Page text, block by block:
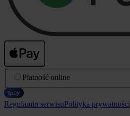
Płatność online
Regulamin serwisuPolityka prywatności